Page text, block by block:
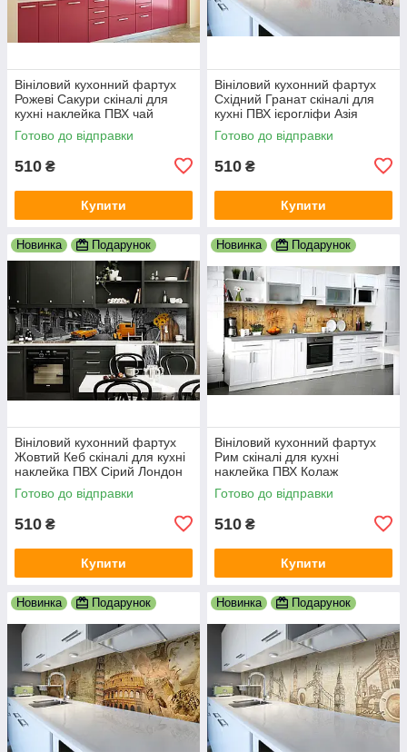
Вініловий кухонний фартух
Рожеві Сакури скіналі для
кухні наклейка ПВХ чай
Японія Схід Рожевий
600х2000 мм
Готово до відправки
510 ₴
Купити
Вініловий кухонний фартух
Східний Гранат скіналі для
кухні ПВХ ієрогліфи Азія
Журавель Сірий 600х2000
мм
Готово до відправки
510 ₴
Купити
Новинка Подарунок
Вініловий кухонний фартух
Жовтий Кеб скіналі для кухні
наклейка ПВХ Сірий Лондон
600х2000 мм
Готово до відправки
510 ₴
Купити
Новинка Подарунок
Вініловий кухонний фартух
Рим скіналі для кухні
наклейка ПВХ Колаж
Античність Бежевий
600х2000 мм
Готово до відправки
510 ₴
Купити
Новинка Подарунок Новинка Подарунок